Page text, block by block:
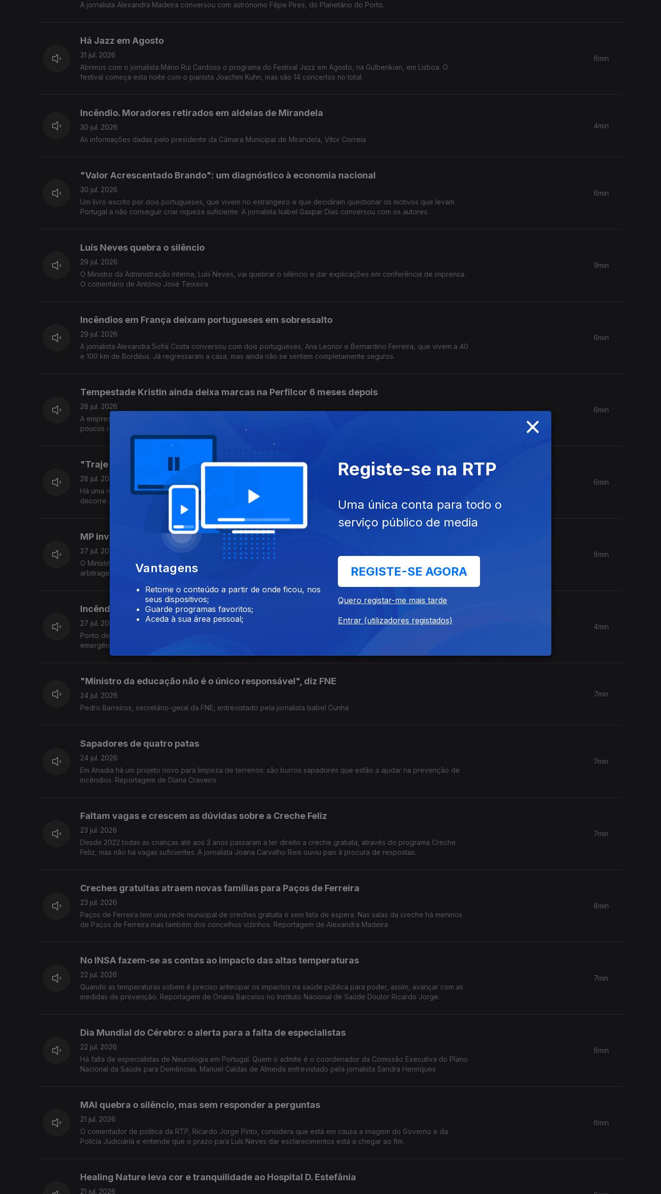
A jornalista Alexandra Madeira conversou com astrónomo Filipe Pires, do Planetário do Porto.
Há Jazz em Agosto
31 jul. 2026
Abrimos com o jornalista Mário Rui Cardoso o programa do Festival Jazz em Agosto, na Gulbenkian, em Lisboa. O
festival começa esta noite com o pianista Joachim Kuhn, mas são 14 concertos no total.
6min
Incêndio. Moradores retirados em aldeias de Mirandela
30 jul. 2026
As informações dadas pelo presidente da Câmara Municipal de Mirandela, Vítor Correia
4min
"Valor Acrescentado Brando": um diagnóstico à economia nacional
30 jul. 2026
Um livro escrito por dois portugueses, que vivem no estrangeiro e que decidiram questionar os motivos que levam
Portugal a não conseguir criar riqueza suficiente. A jornalista Isabel Gaspar Dias conversou com os autores.
6min
Luís Neves quebra o silêncio
29 jul. 2026
O Ministro da Administração Interna, Luís Neves, vai quebrar o silêncio e dar explicações em conferência de imprensa.
O comentário de António José Teixeira.
9min
Incêndios em França deixam portugueses em sobressalto
29 jul. 2026
A jornalista Alexandra Sofia Costa conversou com dois portugueses, Ana Leonor e Bernardino Ferreira, que vivem a 40
e 100 km de Bordéus. Já regressaram a casa, mas ainda não se sentem completamente seguros.
6min
Tempestade Kristin ainda deixa marcas na Perfilcor 6 meses depois
28 jul. 2026
A empresa Perfilcor de alumínios, em Vermoil, no concelho de Pombal, ficou destruída com a tempestade Kristin. Aos
poucos regressaram ao trabalho mas ainda há muito trabalho a fazer. Reportagem de Horácio Antunes
6min
"Traje para Todos": uma exposição para ver com as mãos
28 jul. 2026
Há uma nova forma de descobrir o traje histórico, através do toque. Durante um mês no Museu Nacional dos Coches
decorre a exposição "Traje para Todos". Reportagem de Arlinda Brandão
6min
MP investiga arbitragem portuguesa
27 jul. 2026
O Ministério Público confirmou a existência de um inquérito a decorrer sobre alegadas interferências no setor da
arbitragem do futebol português. O comentário de Pedro Henriques, ex-jogador e comentador Antena1.
8min
Incêndios: o mapa nacional
27 jul. 2026
Ponto de situação no mapa dos incêndios pela voz do Comandante Paulo Santos, Oficial de Operações de
emergência da Autoridade Nacional de Emergência e Proteção Civil.
4min
"Ministro da educação não é o único responsável", diz FNE
24 jul. 2026
Pedro Barreiros, secretário-geral da FNE, entrevistado pela jornalista Isabel Cunha
7min
Sapadores de quatro patas
24 jul. 2026
Em Anadia há um projeto novo para limpeza de terrenos: são burros sapadores que estão a ajudar na prevenção de
incêndios. Reportagem de Diana Craveiro
7min
Faltam vagas e crescem as dúvidas sobre a Creche Feliz
23 jul. 2026
Desde 2022 todas as crianças até aos 3 anos passaram a ter direito a creche gratuita, através do programa Creche
Feliz, mas não há vagas suficientes. A jornalista Joana Carvalho Reis ouviu pais à procura de respostas.
7min
Creches gratuitas atraem novas famílias para Paços de Ferreira
23 jul. 2026
Paços de Ferreira tem uma rede municipal de creches gratuita e sem lista de espera. Nas salas da creche há meninos
de Paços de Ferreira mas também dos concelhos vizinhos. Reportagem de Alexandra Madeira
8min
No INSA fazem-se as contas ao impacto das altas temperaturas
22 jul. 2026
Quando as temperaturas sobem é preciso antecipar os impactos na saúde pública para poder, assim, avançar com as
medidas de prevenção. Reportagem de Oriana Barcelos no Instituto Nacional de Saúde Doutor Ricardo Jorge.
7min
Dia Mundial do Cérebro: o alerta para a falta de especialistas
22 jul. 2026
Há falta de especialistas de Neurologia em Portugal. Quem o admite é o coordenador da Comissão Executiva do Plano
Nacional da Saúde para Demências. Manuel Caldas de Almeida entrevistado pela jornalista Sandra Henriques
6min
MAI quebra o silêncio, mas sem responder a perguntas
21 jul. 2026
O comentador de politica da RTP, Ricardo Jorge Pinto, considera que está em causa a imagem do Governo e da
Polícia Judiciária e entende que o prazo para Luís Neves dar esclarecimentos está a chegar ao fim.
6min
Healing Nature leva cor e tranquilidade ao Hospital D. Estefânia
21 jul. 2026
×
Vantagens
Retome o conteúdo a partir de onde ficou, nos
seus dispositivos;
Guarde programas favoritos;
Aceda à sua área pessoal;
Registe-se na RTP
Uma única conta para todo o
serviço público de media
REGISTE-SE AGORA
Quero registar-me mais tarde
Entrar (utilizadores registados)